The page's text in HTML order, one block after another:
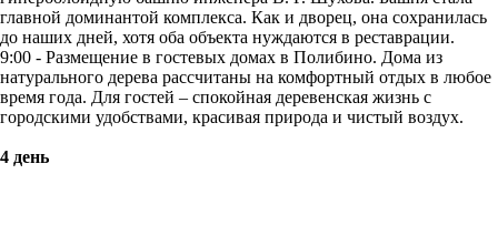
главной доминантой комплекса. Как и дворец, она сохранилась
до наших дней, хотя оба объекта нуждаются в реставрации.
9:00 - Размещение в гостевых домах в Полибино. Дома из
натурального дерева рассчитаны на комфортный отдых в любое
время года. Для гостей – спокойная деревенская жизнь с
городскими удобствами, красивая природа и чистый воздух.
4 день